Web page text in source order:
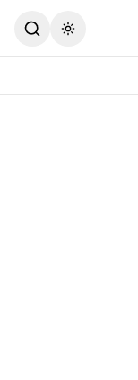
Toggle theme